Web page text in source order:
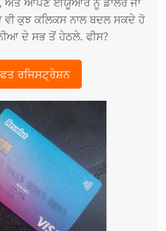
ਕੁਝ ਕਲਿਕਸ ਨਾਲ ਬਦਲ ਸਕਦੇ ਹੋ
ਦੇ ਸਭ ਤੋਂ ਹੇਠਲੇ. ਫੀਸ?
ਰਜਿਸਟ੍ਰੇਸ਼ਨ